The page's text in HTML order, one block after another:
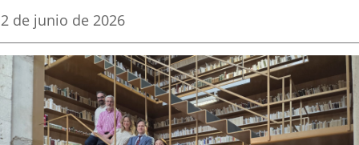
aplicación
externa.
aplicación
externa.
Fecha
la
noticia
2 de junio de 2026